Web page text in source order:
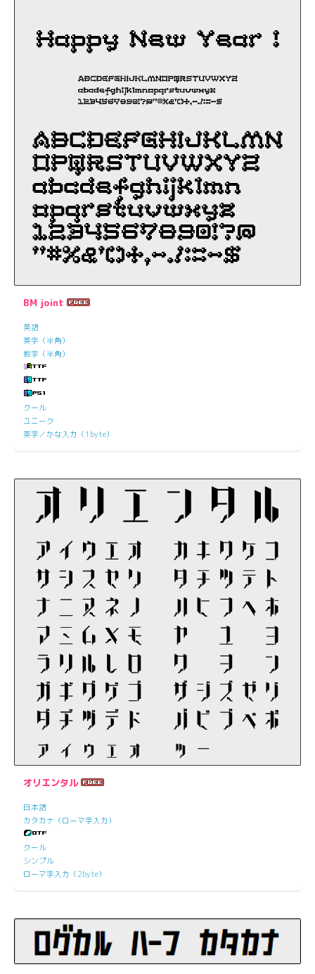
BM joint
英語
英字（半角）
数字（半角）
クール
ユニーク
英字／かな入力（1byte）
オリエンタル
日本語
カタカナ（ローマ字入力）
クール
シンプル
ローマ字入力（2byte）